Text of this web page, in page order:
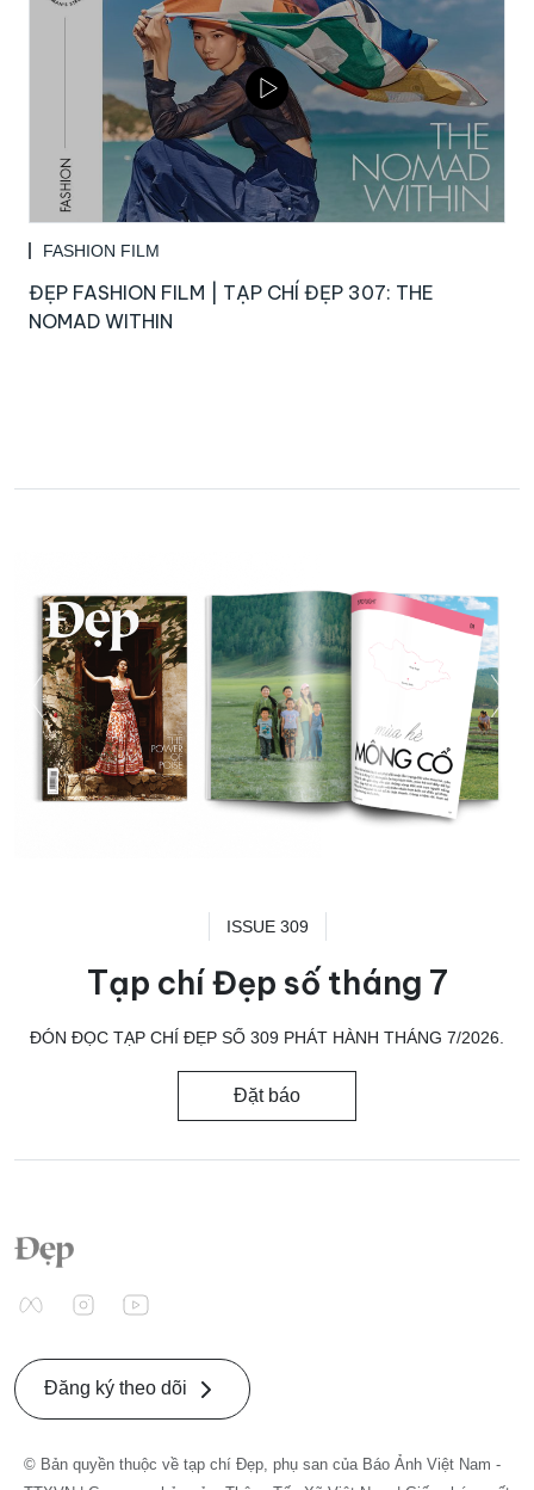
FASHION FILM
ĐẸP FASHION FILM | TẠP CHÍ ĐẸP 307: THE
NOMAD WITHIN
ISSUE 309
Tạp chí Đẹp số tháng 7
ĐÓN ĐỌC TẠP CHÍ ĐẸP SỐ 309 PHÁT HÀNH THÁNG 7/2026.
Đặt báo
Đăng ký theo dõi
© Bản quyền thuộc về tạp chí Đẹp, phụ san của Báo Ảnh Việt Nam -